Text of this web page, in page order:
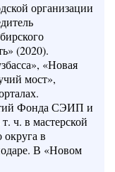
организации
(2020).
«Новая
мост»,
Фонда СЭИП и
ч. в мастерской
в
В «Новом